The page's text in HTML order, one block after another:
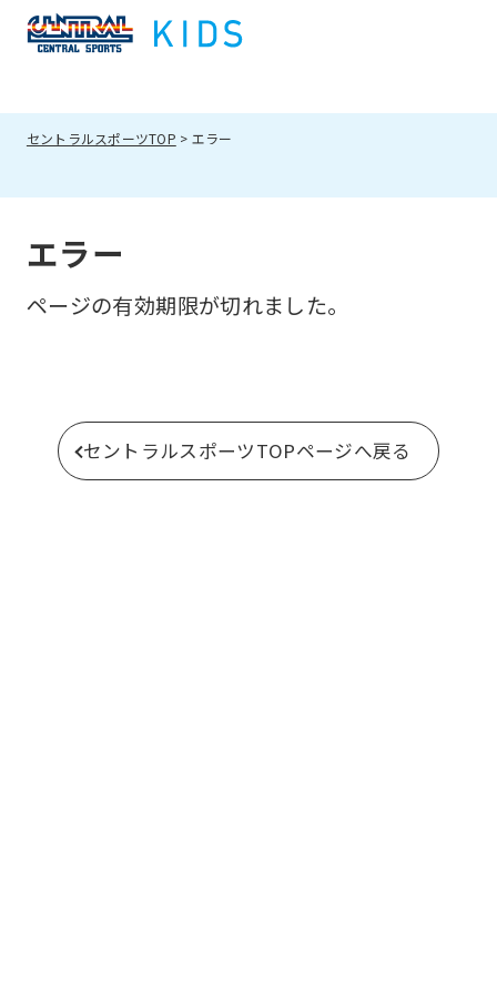
セントラルスポーツTOP エラー
エラー
ページの有効期限が切れました。
セントラルスポーツTOPページへ戻る